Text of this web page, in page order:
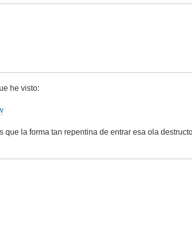
he visto:
que la forma tan repentina de entrar esa ola